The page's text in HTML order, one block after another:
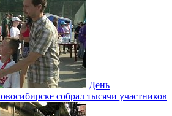
День
собрал тысячи участников